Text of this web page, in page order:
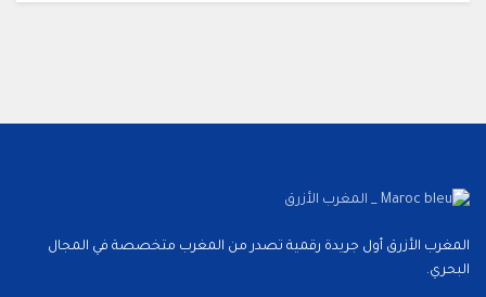
المغرب الأزرق أول جريدة رقمية تصدر من المغرب متخصصة في المجال
البحري.